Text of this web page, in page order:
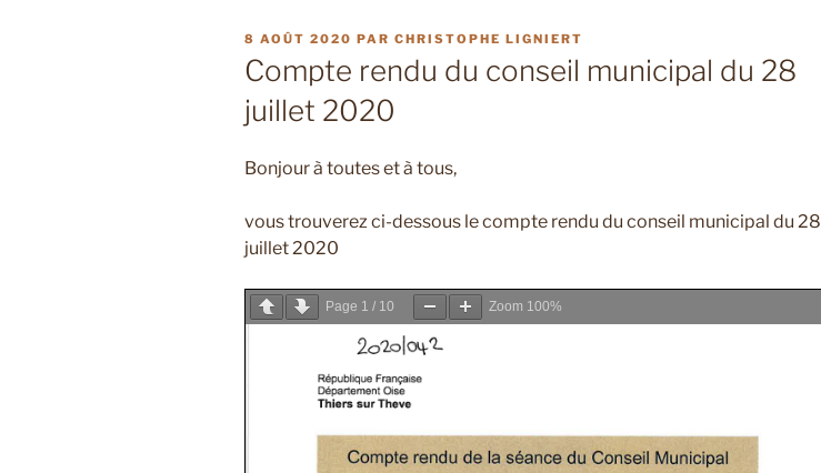
PUBLIÉ
LE
8 AOÛT 2020 PAR CHRISTOPHE LIGNIERT
Compte rendu du conseil municipal du 28
juillet 2020
Bonjour à toutes et à tous,
vous trouverez ci-dessous le compte rendu du conseil municipal du 28
juillet 2020
Page 1 / 10 Zoom 100%